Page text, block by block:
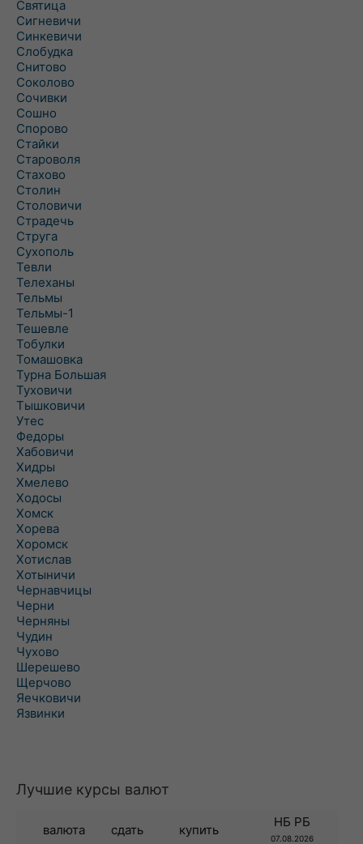
Святица
Сигневичи
Синкевичи
Слобудка
Снитово
Соколово
Сочивки
Сошно
Спорово
Стайки
Староволя
Стахово
Столин
Столовичи
Страдечь
Струга
Сухополь
Тевли
Телеханы
Тельмы
Тельмы-1
Тешевле
Тобулки
Томашовка
Турна Большая
Туховичи
Тышковичи
Утес
Федоры
Хабовичи
Хидры
Хмелево
Ходосы
Хомск
Хорева
Хоромск
Хотислав
Хотыничи
Чернавчицы
Черни
Черняны
Чудин
Чухово
Шерешево
Щерчово
Яечковичи
Язвинки
Лучшие курсы валют
валюта сдать купить
НБ РБ
07.08.2026